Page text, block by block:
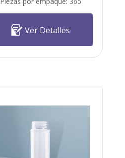
Ver Detalles